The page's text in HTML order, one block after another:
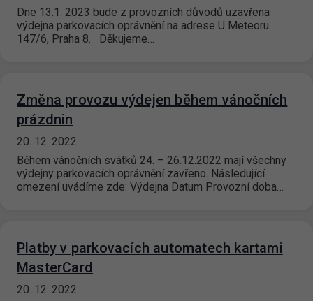
Dne 13.1. 2023 bude z provozních důvodů uzavřena
výdejna parkovacích oprávnění na adrese U Meteoru
147/6, Praha 8. Děkujeme…
Změna provozu výdejen během vánočních
prázdnin
20. 12. 2022
Během vánočních svátků 24. – 26.12.2022 mají všechny
výdejny parkovacích oprávnění zavřeno. Následující
omezení uvádíme zde: Výdejna Datum Provozní doba…
Platby v parkovacích automatech kartami
MasterCard
20. 12. 2022